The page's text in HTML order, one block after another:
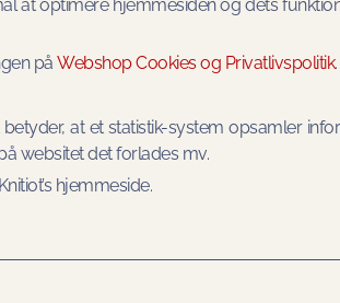
at optimere hjemmesiden og dets
på Webshop Cookies og Privatlivspolitik.
betyder, at et statistik-system opsamler
websitet det forlades mv.
hjemmeside.